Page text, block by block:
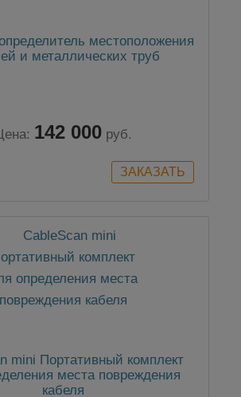
местоположения
и металлических труб
142 000 руб.
mini Портативный комплект
места повреждения
кабеля